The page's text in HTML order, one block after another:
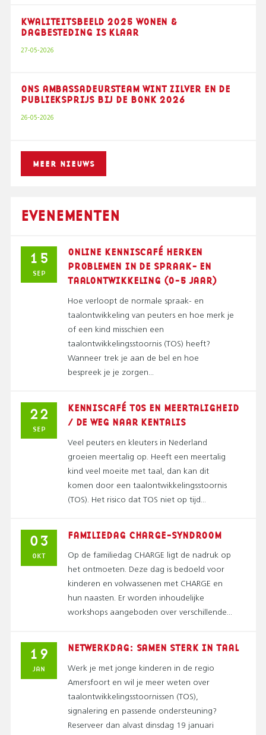
KWALITEITSBEELD 2025 WONEN &
DAGBESTEDING IS KLAAR
27-05-2026
ONS AMBASSADEURSTEAM WINT ZILVER EN DE
PUBLIEKSPRIJS BIJ DE BONK 2026
26-05-2026
MEER NIEUWS
EVENEMENTEN
15
SEP
ONLINE KENNISCAFÉ HERKEN
PROBLEMEN IN DE SPRAAK- EN
TAALONTWIKKELING (0-5 JAAR)
Hoe verloopt de normale spraak- en
taalontwikkeling van peuters en hoe merk je
of een kind misschien een
taalontwikkelingsstoornis (TOS) heeft?
Wanneer trek je aan de bel en hoe
bespreek je je zorgen...
22
SEP
KENNISCAFÉ TOS EN MEERTALIGHEID
/ DE WEG NAAR KENTALIS
Veel peuters en kleuters in Nederland
groeien meertalig op. Heeft een meertalig
kind veel moeite met taal, dan kan dit
komen door een taalontwikkelingsstoornis
(TOS). Het risico dat TOS niet op tijd...
03
OKT
FAMILIEDAG CHARGE-SYNDROOM
Op de familiedag CHARGE ligt de nadruk op
het ontmoeten. Deze dag is bedoeld voor
kinderen en volwassenen met CHARGE en
hun naasten. Er worden inhoudelijke
workshops aangeboden over verschillende...
19
JAN
NETWERKDAG: SAMEN STERK IN TAAL
Werk je met jonge kinderen in de regio
Amersfoort en wil je meer weten over
taalontwikkelingsstoornissen (TOS),
signalering en passende ondersteuning?
Reserveer dan alvast dinsdag 19 januari